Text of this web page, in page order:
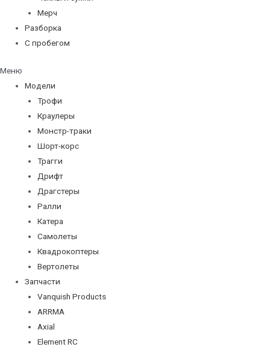
Мерч
Разборка
С пробегом
Меню
Модели
Трофи
Краулеры
Монстр-траки
Шорт-корс
Трагги
Дрифт
Драгстеры
Ралли
Катера
Самолеты
Квадрокоптеры
Вертолеты
Запчасти
Vanquish Products
ARRMA
Axial
Element RC